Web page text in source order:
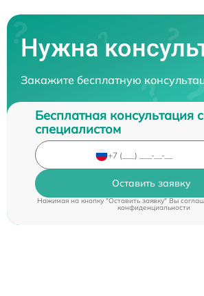
Нужна
Закажите бесплатную
Бесплатная консультация
специалистом
Оставить заявку
Нажимая на кнопку "Оставить заявку" Вы
конфиденциальности